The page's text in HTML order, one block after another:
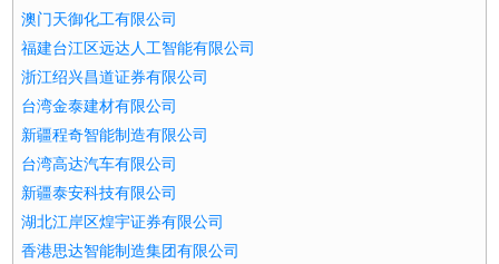
澳门天御化工有限公司
福建台江区远达人工智能有限公司
浙江绍兴昌道证券有限公司
台湾金泰建材有限公司
新疆程奇智能制造有限公司
台湾高达汽车有限公司
新疆泰安科技有限公司
湖北江岸区煌宇证券有限公司
香港思达智能制造集团有限公司